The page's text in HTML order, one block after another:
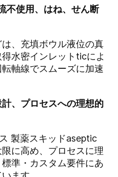
不使用、はね、せん断
、充填ボウル液位の真
水密インレットticによ
軸線でスムーズに加速
、プロセスへの理想的
製薬スキッドaseptic
に高め、プロセスに理
準・カスタム要件にあ